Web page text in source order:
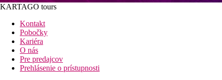
KARTAGO tours
Kontakt
Pobočky
Kariéra
O nás
Pre predajcov
Prehlásenie o prístupnosti